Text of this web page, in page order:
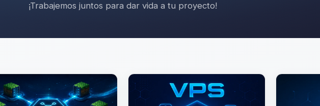
¡Trabajemos juntos para dar vida a tu proyecto!